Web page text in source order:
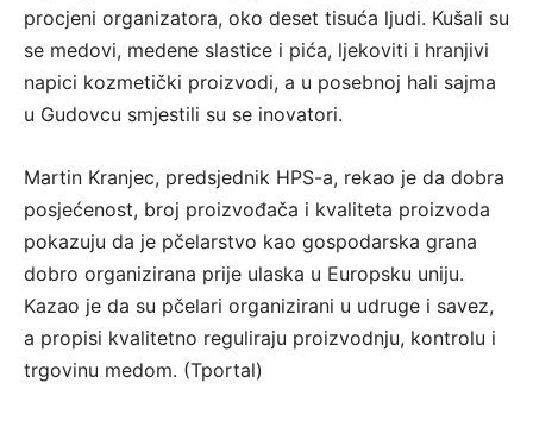
procjeni organizatora, oko deset tisuća ljudi. Kušali su
se medovi, medene slastice i pića, ljekoviti i hranjivi
napici kozmetički proizvodi, a u posebnoj hali sajma
u Gudovcu smjestili su se inovatori.
Martin Kranjec, predsjednik HPS-a, rekao je da dobra
posjećenost, broj proizvođača i kvaliteta proizvoda
pokazuju da je pčelarstvo kao gospodarska grana
dobro organizirana prije ulaska u Europsku uniju.
Kazao je da su pčelari organizirani u udruge i savez,
a propisi kvalitetno reguliraju proizvodnju, kontrolu i
trgovinu medom. (Tportal)